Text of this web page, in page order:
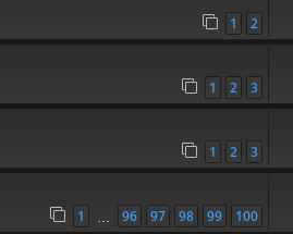
1 2
1 2 3
1 2 3
1 96 97 98 99 100